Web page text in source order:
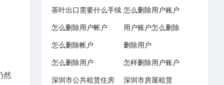
然
茶叶出口需要什么手续 怎么删除用户账户
怎么删除用户帐户
用户账户怎么删除
怎么删除帐户
删除用户
怎么删除用户
怎样删除用户账户
深圳市公共租赁住房
深圳市房屋租赁